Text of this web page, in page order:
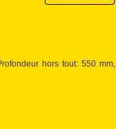
hors tout: 550 mm,